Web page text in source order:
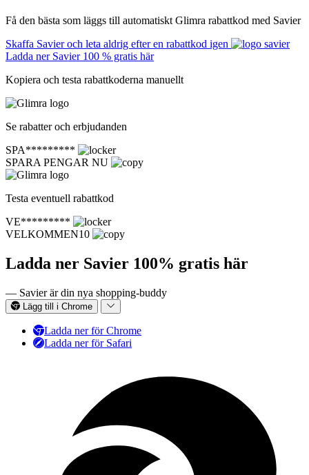
Få den bästa som läggs till automatiskt Glimra rabattkod med Savier
Skaffa Savier och leta aldrig efter en rabattkod igen
Ladda ner Savier 100 % gratis här
Kopiera och testa rabattkoderna manuellt
Se rabatter och erbjudanden
SPA*********
SPARA PENGAR NU
Testa eventuell rabattkod
VE*********
VELKOMMEN10
Ladda ner Savier 100% gratis här
— Savier är din nya shopping-buddy
Lägg till i Chrome
Ladda ner för Chrome
Ladda ner för Safari